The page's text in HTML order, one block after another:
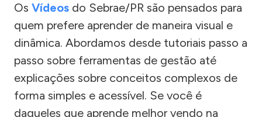
Os Vídeos do Sebrae/PR são pensados para
quem prefere aprender de maneira visual e
dinâmica. Abordamos desde tutoriais passo a
passo sobre ferramentas de gestão até
explicações sobre conceitos complexos de
forma simples e acessível. Se você é
daqueles que aprende melhor vendo na